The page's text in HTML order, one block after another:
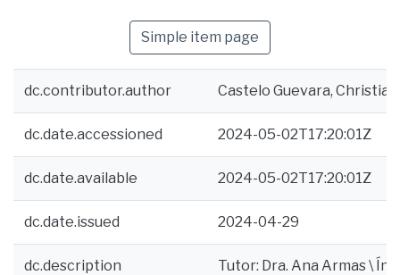
Simple item page
dc.contributor.author Castelo Guevara,
dc.date.accessioned 2024-05-02T17:20:01Z
dc.date.available 2024-05-02T17:20:01Z
dc.date.issued 2024-04-29
dc.description Tutor: Dra. Ana Armas \